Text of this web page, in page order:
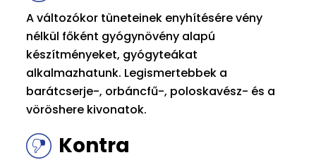
A változókor tüneteinek enyhítésére vény
nélkül főként gyógynövény alapú
készítményeket, gyógyteákat
alkalmazhatunk. Legismertebbek a
barátcserje-, orbáncfű-, poloskavész- és a
vöröshere kivonatok.
Kontra